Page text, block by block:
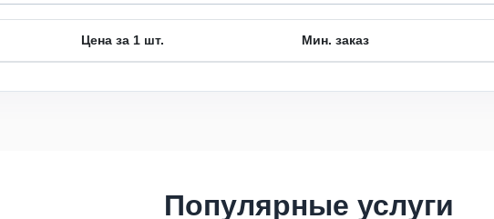
Цена за 1 шт. Мин. заказ
Популярные услуги